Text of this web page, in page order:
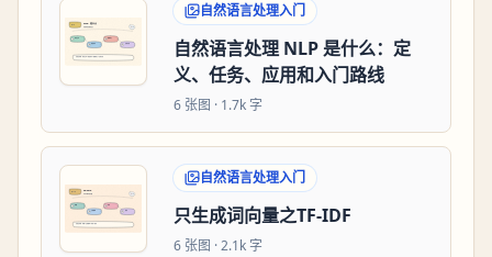
自然语言处理入门
自然语言处理 NLP 是什么：定
义、任务、应用和入门路线
6 张图 · 1.7k 字
自然语言处理入门
只生成词向量之TF-IDF
6 张图 ·2.1k 字